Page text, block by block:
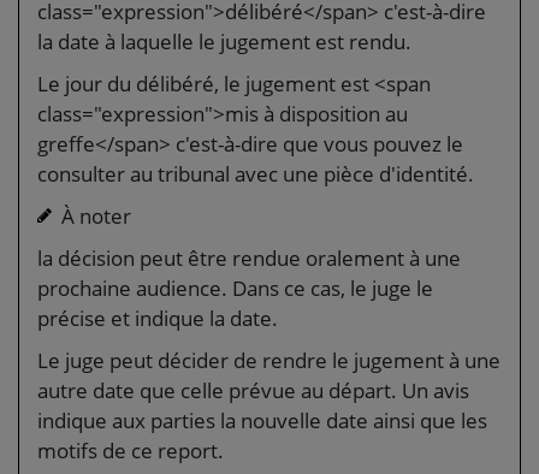
class="expression">délibéré</span> c'est-à-dire
la date à laquelle le jugement est rendu.
Le jour du délibéré, le jugement est <span
class="expression">mis à disposition au
greffe</span> c'est-à-dire que vous pouvez le
consulter au tribunal avec une pièce d'identité.
À noter
la décision peut être rendue oralement à une
prochaine audience. Dans ce cas, le juge le
précise et indique la date.
Le juge peut décider de rendre le jugement à une
autre date que celle prévue au départ. Un avis
indique aux parties la nouvelle date ainsi que les
motifs de ce report.